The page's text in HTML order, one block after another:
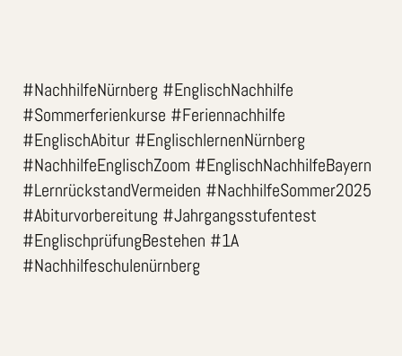
#NachhilfeNürnberg #EnglischNachhilfe
#Sommerferienkurse #Feriennachhilfe
#EnglischAbitur #EnglischlernenNürnberg
#NachhilfeEnglischZoom #EnglischNachhilfeBayern
#LernrückstandVermeiden #NachhilfeSommer2025
#Abiturvorbereitung #Jahrgangsstufentest
#EnglischprüfungBestehen #1A
#Nachhilfeschulenürnberg